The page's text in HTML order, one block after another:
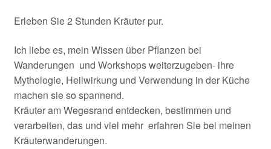
Erleben Sie 2 Stunden Kräuter pur.
Ich liebe es, mein Wissen über Pflanzen bei
Wanderungen und Workshops weiterzugeben- ihre
Mythologie, Heilwirkung und Verwendung in der Küche
machen sie so spannend.
Kräuter am Wegesrand entdecken, bestimmen und
verarbeiten, das und viel mehr erfahren Sie bei meinen
Kräuterwanderungen.